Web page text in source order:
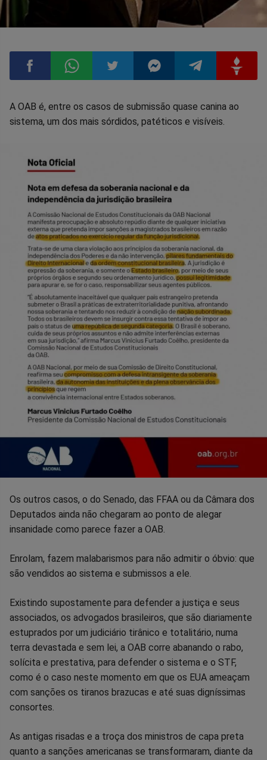
Compartilhar
Facebook
Compartilhar
Whatsapp
CompartilharCompartilharCompartilhar
A OAB é, entre os casos de submissão quase canina ao
sistema, um dos mais sórdidos, patéticos e visíveis.
Os outros casos, o do Senado, das FFAA ou da Câmara dos
Deputados ainda não chegaram ao ponto de alegar
insanidade como parece fazer a OAB.
Enrolam, fazem malabarismos para não admitir o óbvio: que
são vendidos ao sistema e submissos a ele.
Existindo supostamente para defender a justiça e seus
associados, os advogados brasileiros, que são diariamente
estuprados por um judiciário tirânico e totalitário, numa
terra devastada e sem lei, a OAB corre abanando o rabo,
solícita e prestativa, para defender o sistema e o STF,
como é o caso neste momento em que os EUA ameaçam
com sanções os tiranos brazucas e até suas digníssimas
consortes.
As antigas risadas e a troça dos ministros de capa preta
quanto a sanções americanas se transformaram, diante da